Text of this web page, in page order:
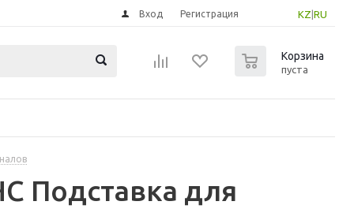
KZ RU
Вход Регистрация
Корзина
пуста
Подставка для